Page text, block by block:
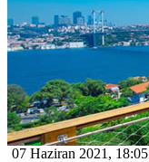
07 Haziran 2021, 18:05